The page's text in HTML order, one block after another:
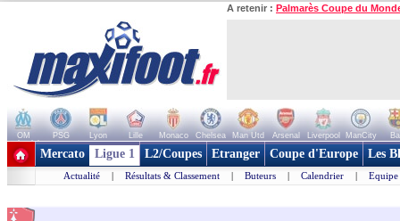
A retenir : Palmarès Coupe du
OM PSG Lyon Lille Monaco Chelsea Man Utd Arsenal Liverpool ManCity
+ de clubs
Mercato Ligue 1 L2/Coupes Etranger Coupe d'Europe Les
Actualité | Résultats & Classement | Buteurs | Calendrier | Equipe